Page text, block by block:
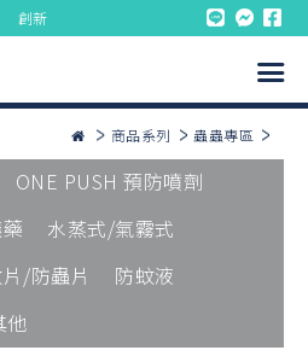
創新
商品系列 蟲蟲專區
ONE PUSH 預防噴劑
水蒸式/氣霧式
/防蟲片
防蚊液
他